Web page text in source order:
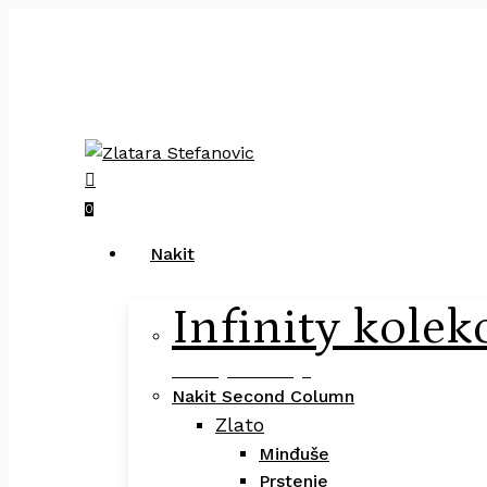
×
search
0
Nakit
Infinity
Nakit Second Column
Zlato
Minđuše
Prstenje